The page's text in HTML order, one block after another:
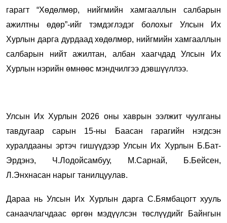
гарагт “Хөдөлмөр, нийгмийн хамгааллын салбарын
ажилтны өдөр”-ийг тэмдэглэдэг болохыг Улсын Их
Хурлын дарга дурдаад хөдөлмөр, нийгмийн хамгааллын
салбарын нийт ажилтан, албан хаагчдад Улсын Их
Хурлын нэрийн өмнөөс мэндчилгээ дэвшүүллээ.
Улсын Их Хурлын 2026 оны хаврын ээлжит чуулганы
тавдугаар сарын 15-ны Баасан гарагийн нэгдсэн
хуралдааны эртэч гишүүдээр Улсын Их Хурлын Б.Бат-
Эрдэнэ, Ч.Лодойсамбуу, М.Сарнай, Б.Бейсен,
Л.Энхнасан нарыг танилцуулав.
Дараа нь Улсын Их Хурлын дарга С.Бямбацогт хууль
санаачлагчдаас өргөн мэдүүлсэн төслүүдийг Байнгын